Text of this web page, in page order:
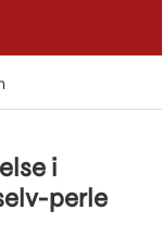
i
perle